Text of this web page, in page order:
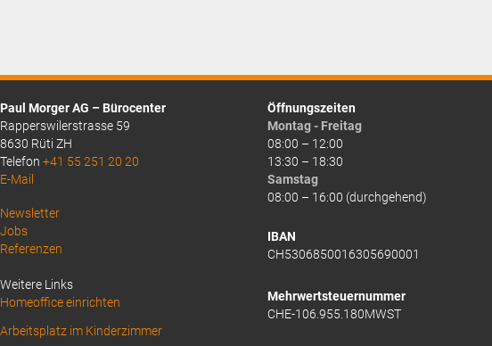
Paul Morger AG – Bürocenter
Rapperswilerstrasse 59
8630 Rüti ZH
Telefon +41 55 251 20 20
E-Mail
Above
Footer
Newsletter
Jobs
Referenzen
Weitere Links
Homeoffice einrichten
Arbeitsplatz im Kinderzimmer
Öffnungszeiten
Montag - Freitag
08:00 – 12:00
13:30 – 18:30
Samstag
08:00 – 16:00 (durchgehend)
IBAN
CH5306850016305690001
Mehrwertsteuernummer
CHE-106.955.180MWST